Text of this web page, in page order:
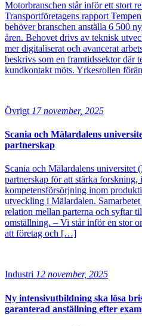
Motorbranschen står inför ett stort
Transportföretagens rapport
behöver branschen anställa 6 500
åren. Behovet drivs av teknisk
mer digitaliserat och avancerat
beskrivs som en framtidssektor där
kundkontakt möts. Yrkesrollen
Övrigt 17 november, 2025
Scania och Mälardalens
partnerskap
Scania och Mälardalens universitet
partnerskap för att stärka forskning,
kompetensförsörjning inom
utveckling i Mälardalen.
relation mellan parterna och syftar
omställning. – Vi står inför en stor
att företag och […]
Industri 12 november, 2025
Ny intensivutbildning ska lösa
garanterad anställning efter